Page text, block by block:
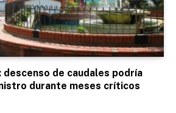
descenso de caudales podría
durante meses críticos